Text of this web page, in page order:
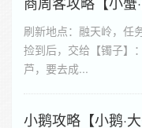
刷新地点：融天岭，任
捡到后，交给【镯子】
芦，要去成...
小鹅攻略【小鹅·